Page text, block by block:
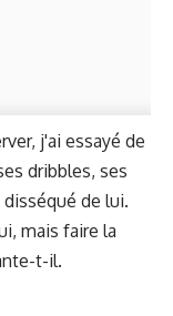
j'ai essayé de
dribbles, ses
de lui.
mais faire la
t-il.